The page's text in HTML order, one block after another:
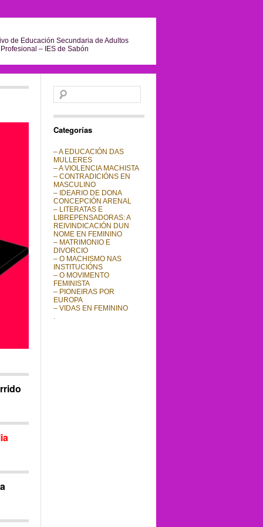
de Educación Secundaria de Adultos
– IES de Sabón
Buscar:
Categorías
– A EDUCACIÓN DAS
MULLERES
– A VIOLENCIA MACHISTA
– CONTRADICIÓNS EN
MASCULINO
– IDEARIO DE DONA
CONCEPCIÓN ARENAL
– LITERATAS E
LIBREPENSADORAS: A
REIVINDICACIÓN DUN
NOME EN FEMININO
– MATRIMONIO E
DIVORCIO
– O MACHISMO NAS
INSTITUCIÓNS
– O MOVIMENTO
FEMINISTA
– PIONEIRAS POR
EUROPA
– VIDAS EN FEMININO
.